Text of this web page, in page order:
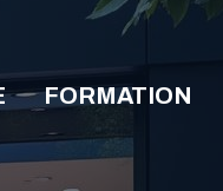
FORMATION